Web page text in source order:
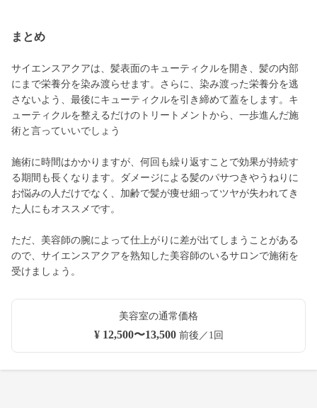
まとめ
サイエンスアクアは、髪表面のキューティクルを開き、髪の内部
にまで栄養分を染み渡らせます。さらに、染み渡った栄養分を逃
さないよう、最後にキューティクルを引き締めて蓋をします。キ
ューティクルを整えるだけのトリートメントから、一歩進んだ施
術と言っていいでしょう
施術に時間はかかりますが、何回も繰り返すことで効果が持続す
る期間も長くなります。ダメージによる髪のパサつきやうねりに
お悩みの人だけでなく、加齢で髪が痩せ細ってツヤが失われてき
た人にもオススメです。
ただ、美容師の腕によって仕上がりに差が出てしまうことがある
ので、サイエンスアクアを熟知した美容師のいるサロンで施術を
受けましょう。
美容室の通常価格
¥ 12,500〜13,500前後／1回